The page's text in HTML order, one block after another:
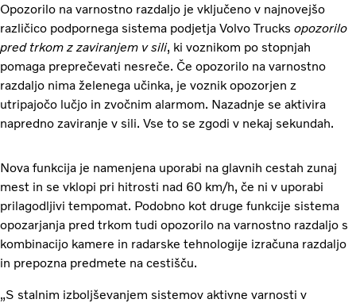
Opozorilo na varnostno razdaljo je vključeno v najnovejšo
različico podpornega sistema podjetja Volvo Trucks opozorilo
pred trkom z zaviranjem v sili, ki voznikom po stopnjah
pomaga preprečevati nesreče. Če opozorilo na varnostno
razdaljo nima želenega učinka, je voznik opozorjen z
utripajočo lučjo in zvočnim alarmom. Nazadnje se aktivira
napredno zaviranje v sili. Vse to se zgodi v nekaj sekundah.
Nova funkcija je namenjena uporabi na glavnih cestah zunaj
mest in se vklopi pri hitrosti nad 60 km/h, če ni v uporabi
prilagodljivi tempomat. Podobno kot druge funkcije sistema
opozarjanja pred trkom tudi opozorilo na varnostno razdaljo s
kombinacijo kamere in radarske tehnologije izračuna razdaljo
in prepozna predmete na cestišču.
„S stalnim izboljševanjem sistemov aktivne varnosti v